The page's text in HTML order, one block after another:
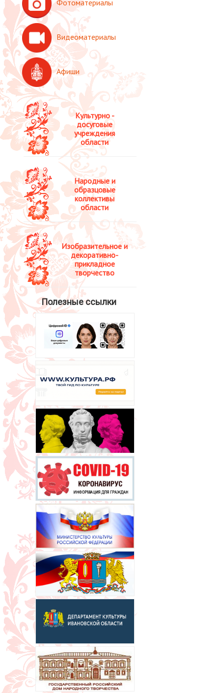
Культурно -
досуговые
учреждения
области
Народные и
образцовые
коллективы
области
Изобразительное и
декоративно-
прикладное
творчество
Полезные ссылки
Фотоматериалы
Видеоматериалы
Афиши